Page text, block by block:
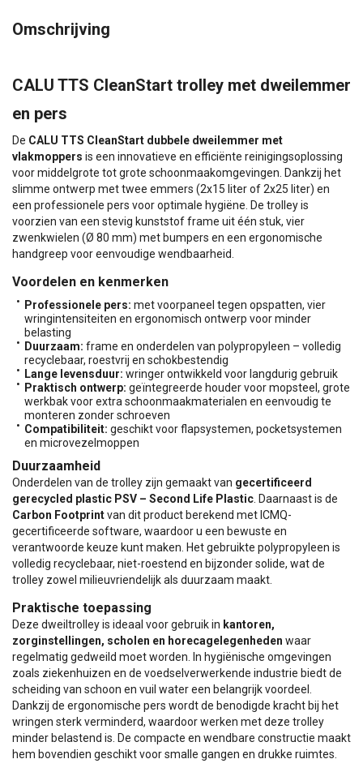
Omschrijving
CALU TTS CleanStart trolley met dweilemmer
en pers
De CALU TTS CleanStart dubbele dweilemmer met
vlakmoppers is een innovatieve en efficiënte reinigingsoplossing
voor middelgrote tot grote schoonmaakomgevingen. Dankzij het
slimme ontwerp met twee emmers (2x15 liter of 2x25 liter) en
een professionele pers voor optimale hygiëne. De trolley is
voorzien van een stevig kunststof frame uit één stuk, vier
zwenkwielen (Ø 80 mm) met bumpers en een ergonomische
handgreep voor eenvoudige wendbaarheid.
Voordelen en kenmerken
Professionele pers: met voorpaneel tegen opspatten, vier
wringintensiteiten en ergonomisch ontwerp voor minder
belasting
Duurzaam: frame en onderdelen van polypropyleen – volledig
recyclebaar, roestvrij en schokbestendig
Lange levensduur: wringer ontwikkeld voor langdurig gebruik
Praktisch ontwerp: geïntegreerde houder voor mopsteel, grote
werkbak voor extra schoonmaakmaterialen en eenvoudig te
monteren zonder schroeven
Compatibiliteit: geschikt voor flapsystemen, pocketsystemen
en microvezelmoppen
Duurzaamheid
Onderdelen van de trolley zijn gemaakt van gecertificeerd
gerecycled plastic PSV – Second Life Plastic . Daarnaast is de
Carbon Footprintvan dit product berekend met ICMQ-
gecertificeerde software, waardoor u een bewuste en
verantwoorde keuze kunt maken. Het gebruikte polypropyleen is
volledig recyclebaar, niet-roestend en bijzonder solide, wat de
trolley zowel milieuvriendelijk als duurzaam maakt.
Praktische toepassing
Deze dweiltrolley is ideaal voor gebruik in kantoren,
zorginstellingen, scholen en horecagelegenheden waar
regelmatig gedweild moet worden. In hygiënische omgevingen
zoals ziekenhuizen en de voedselverwerkende industrie biedt de
scheiding van schoon en vuil water een belangrijk voordeel.
Dankzij de ergonomische pers wordt de benodigde kracht bij het
wringen sterk verminderd, waardoor werken met deze trolley
minder belastend is. De compacte en wendbare constructie maakt
hem bovendien geschikt voor smalle gangen en drukke ruimtes.